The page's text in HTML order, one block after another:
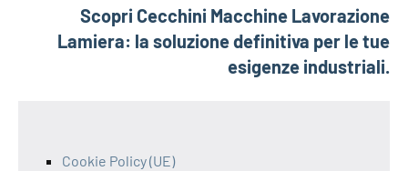
Scopri Cecchini Macchine Lavorazione
Lamiera: la soluzione definitiva per le tue
esigenze industriali.
Cookie Policy (UE)